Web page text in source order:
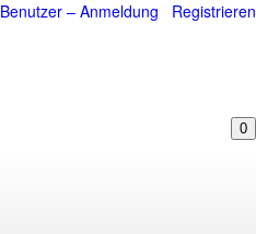
Benutzer – Anmeldung Registrieren
0